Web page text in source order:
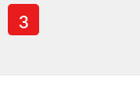
3